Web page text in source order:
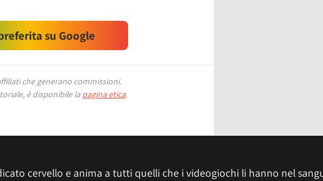
su Google
che generano commissioni.
è disponibile la pagina etica.
cervello e anima a tutti quelli che i videogiochi li hanno nel